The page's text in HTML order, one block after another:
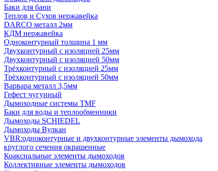
Баки для бани
Теплов и Сухов нержавейка
DARCO металл 2мм
КДМ нержавейка
Одноконтурный толщина 1 мм
Двухконтурный с изоляцией 25мм
Двухконтурный с изоляцией 50мм
Трёхконтурный с изоляцией 25мм
Трёхконтурный с изоляцией 50мм
Варвара металл 3,5мм
Гефест чугунный
Дымоходные системы TMF
Баки для воды и теплообменники
Дымоходы SCHIEDEL
Дымоходы Вулкан
VBR:одноконтурные и двухконтурные элементы дымохода
круглого сечения окрашенные
Коаксиальные элементы дымоходов
Коллективные элементы дымоходов